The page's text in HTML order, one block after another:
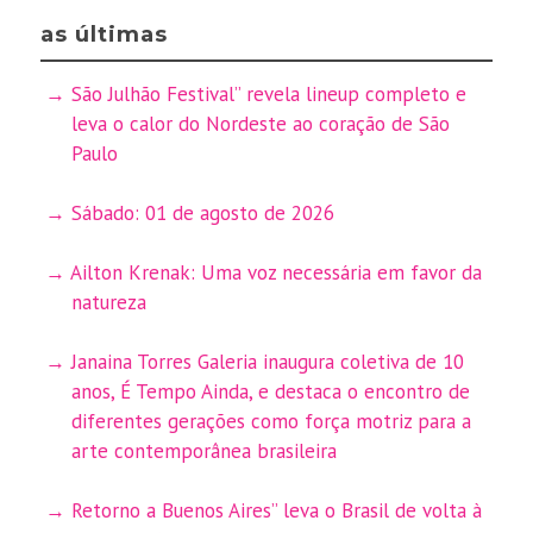
as últimas
São Julhão Festival” revela lineup completo e
leva o calor do Nordeste ao coração de São
Paulo
Sábado: 01 de agosto de 2026
Ailton Krenak: Uma voz necessária em favor da
natureza
Janaina Torres Galeria inaugura coletiva de 10
anos, É Tempo Ainda, e destaca o encontro de
diferentes gerações como força motriz para a
arte contemporânea brasileira
Retorno a Buenos Aires” leva o Brasil de volta à